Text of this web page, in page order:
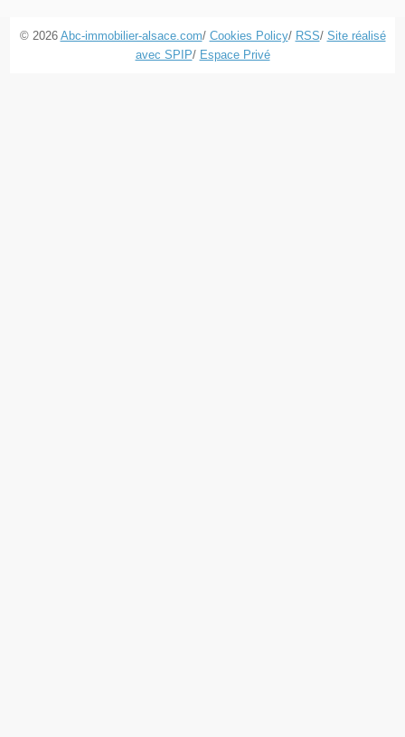
© 2026 Abc-immobilier-alsace.com/ Cookies Policy/ RSS/ Site réalisé
avec SPIP/ Espace Privé